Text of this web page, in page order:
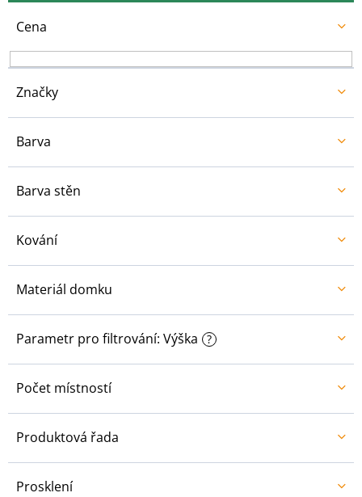
k
t
Cena
Značky
Barva
Barva stěn
Kování
Materiál domku
Parametr pro filtrování: Výška ?
Počet místností
Produktová řada
Prosklení